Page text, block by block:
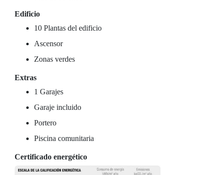
Edificio
10 Plantas del edificio
Ascensor
Zonas verdes
Extras
1 Garajes
Garaje incluido
Portero
Piscina comunitaria
Certificado energético